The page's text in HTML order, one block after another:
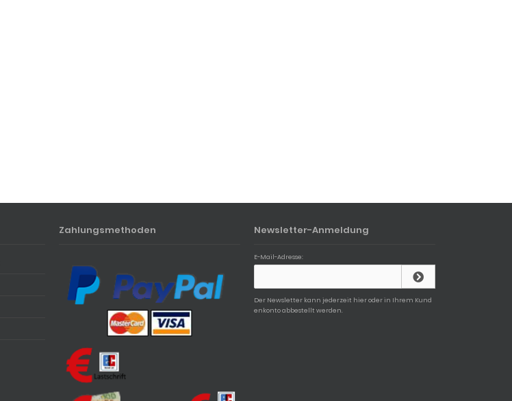
Zahlungsmethoden Newsletter-Anmeldung
E-Mail-Adresse:
Der Newsletter kann jederzeit hier oder in Ihrem Kund
enkonto abbestellt werden.